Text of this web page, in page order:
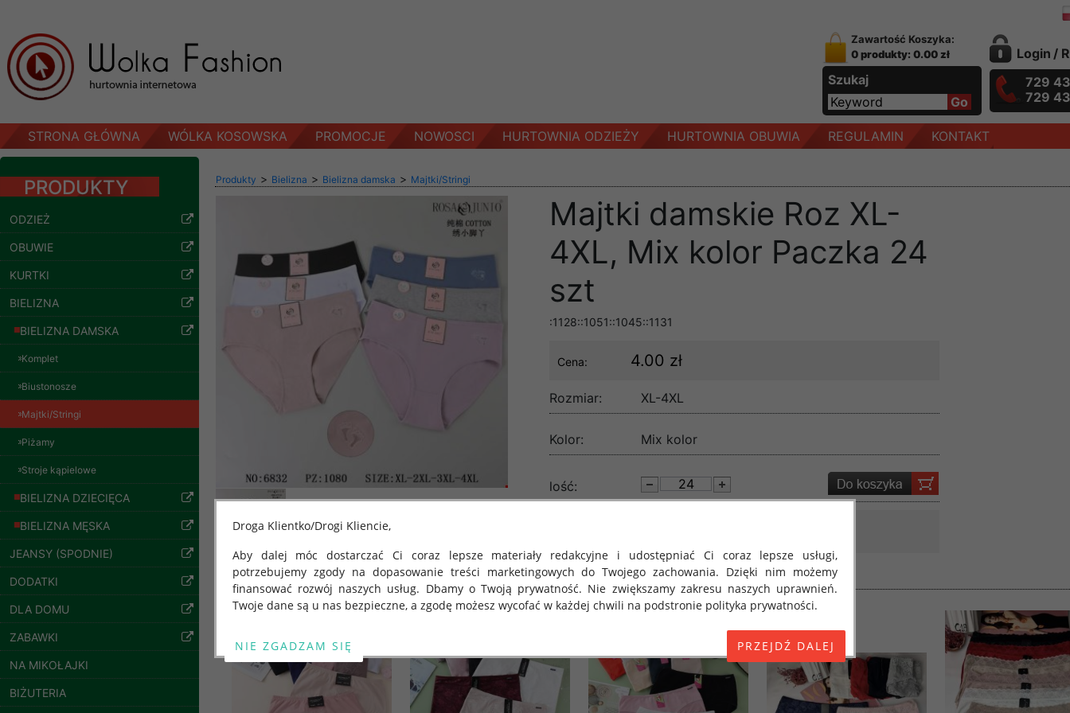
Zawartość Koszyka:
0 produkty: 0.00 zł
Szukaj
Login /
729
729
STRONA GŁÓWNA WÓLKA KOSOWSKA PROMOCJE NOWOSCI HURTOWNIA ODZIEŻY HURTOWNIA OBUWIA REGULAMIN KONTAKT
PRODUKTY
ODZIEŻ
OBUWIE
KURTKI
BIELIZNA
BIELIZNA DAMSKA
Komplet
Biustonosze
Majtki/Stringi
Piżamy
Stroje kąpielowe
BIELIZNA DZIECIĘCA
BIELIZNA MĘSKA
JEANSY (SPODNIE)
DODATKI
DLA DOMU
ZABAWKI
NA MIKOŁAJKI
BIŻUTERIA
Bluzy damskie Roz
L-3XL. 1 kolor.
Paczka 10 szt
54.00 zł
Bluzy damskie Roz
L-3XL. 1 kolor.
54.00 zł
szczegóły
Produkty > Bielizna > Bielizna damska > Majtki/Stringi
Majtki damskie Roz XL-
4XL, Mix kolor Paczka 24
szt
:1128::1051::1045::1131
Cena: 4.00 zł
Rozmiar: XL-4XL
Kolor: Mix kolor
lość:
Inne produkty
Droga Klientko/Drogi Kliencie,
Aby dalej móc dostarczać Ci coraz lepsze materiały redakcyjne i udostępniać Ci coraz lepsze usługi,
potrzebujemy zgody na dopasowanie treści marketingowych do Twojego zachowania. Dzięki nim możemy
finansować rozwój naszych usług. Dbamy o Twoją prywatność. Nie zwiększamy zakresu naszych uprawnień.
Twoje dane są u nas bezpieczne, a zgodę możesz wycofać w każdej chwili na podstronie polityka prywatności.
Od 25 maja 2018 roku obowiązuje Rozporządzenie Parlamentu Europejskiego i Rady (UE) 2016/679 z dnia 27
kwietnia 2016 r. w sprawie ochrony osób fizycznych w związku z przetwarzaniem danych osobowych i w sprawie
swobodnego przepływu takich danych oraz uchylenia dyrektywy 95/46/WE (określane jako "RODO", "ORODO",
"GDPR" lub "Ogólne Rozporządzenie o Ochronie Danych"). W związku z tym chcielibyśmy poinformować Cię o
przetwarzaniu Twoich danych oraz zasadach, na jakich odbywa się to po dniu 25 maja 2018 roku. Poniżej